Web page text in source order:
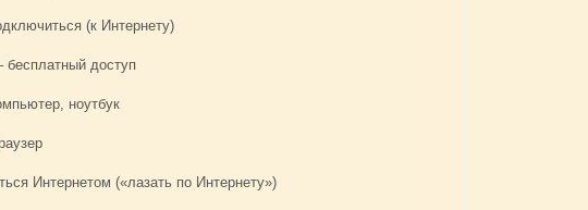
(к Интернету)
доступ
ноутбук
Интернетом («лазать по Интернету»)